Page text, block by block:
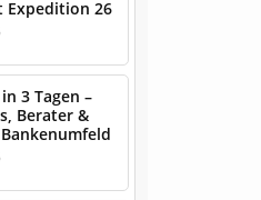
Expedition 26
3 Tagen –
Berater &